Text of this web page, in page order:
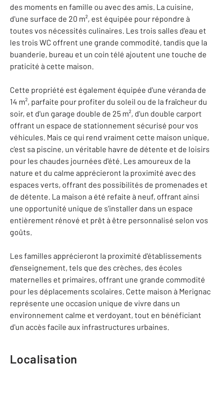
des moments en famille ou avec des amis. La cuisine,
d'une surface de 20 m², est équipée pour répondre à
toutes vos nécessités culinaires. Les trois salles d'eau et
les trois WC offrent une grande commodité, tandis que la
buanderie, bureau et un coin télé ajoutent une touche de
praticité à cette maison.
Cette propriété est également équipée d'une véranda de
14 m², parfaite pour profiter du soleil ou de la fraîcheur du
soir, et d'un garage double de 25 m², d'un double carport
offrant un espace de stationnement sécurisé pour vos
véhicules. Mais ce qui rend vraiment cette maison unique,
c'est sa piscine, un véritable havre de détente et de loisirs
pour les chaudes journées d'été. Les amoureux de la
nature et du calme apprécieront la proximité avec des
espaces verts, offrant des possibilités de promenades et
de détente. La maison a été refaite à neuf, offrant ainsi
une opportunité unique de s'installer dans un espace
entièrement rénové et prêt à être personnalisé selon vos
goûts.
Les familles apprécieront la proximité d'établissements
d'enseignement, tels que des crèches, des écoles
maternelles et primaires, offrant une grande commodité
pour les déplacements scolaires. Cette maison à Merignac
représente une occasion unique de vivre dans un
environnement calme et verdoyant, tout en bénéficiant
d'un accès facile aux infrastructures urbaines.
Localisation